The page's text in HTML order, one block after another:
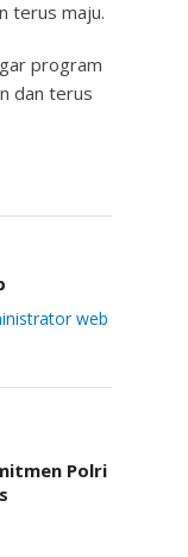
terus maju.
program
dan terus
web
Polri